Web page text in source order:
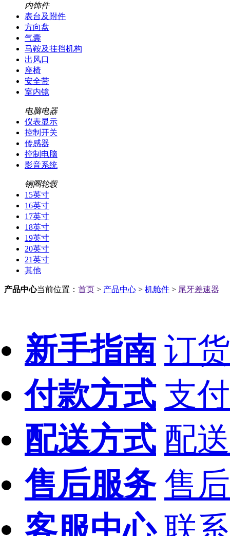
内饰件
表台及附件
方向盘
气囊
马鞍及挂挡机构
出风口
座椅
安全带
室内镜
电脑电器
仪表显示
控制开关
传感器
控制电脑
影音系统
钢圈轮毂
15英寸
16英寸
17英寸
18英寸
19英寸
20英寸
21英寸
其他
产品中心当前位置： 首页 > 产品中心 > 机舱件 > 尾牙差速器
新手指南 订
付款方式 支
配送方式 配
售后服务 售